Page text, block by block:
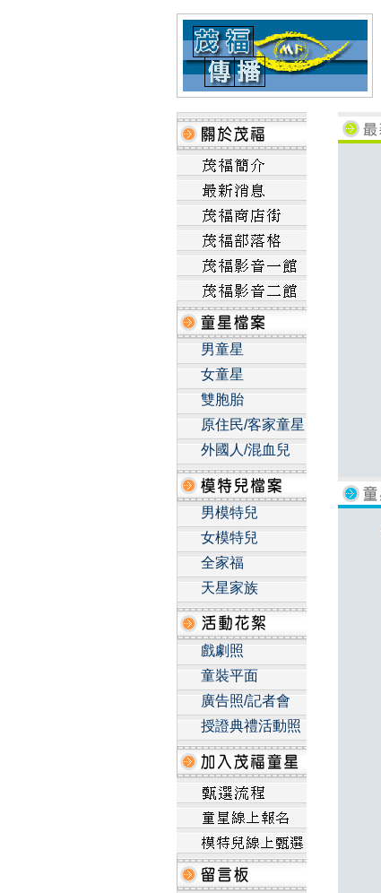
男童星
女童星
雙胞胎
原住民/客家童星
外國人/混血兒
男模特兒
女模特兒
全家福
天星家族
戲劇照
童裝平面
廣告照/記者會
授證典禮活動照